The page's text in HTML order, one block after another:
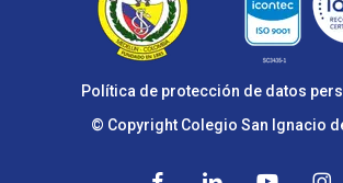
Política de protección de datos
© Copyright Colegio San Ignacio
facebooklinkedinyoutube